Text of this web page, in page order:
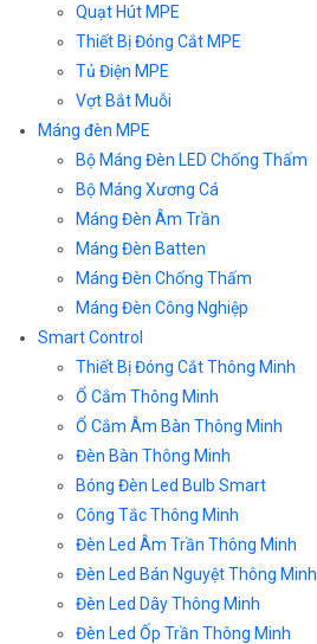
Quạt Hút MPE
Thiết Bị Đóng Cắt MPE
Tủ Điện MPE
Vợt Bắt Muỗi
Máng đèn MPE
Bộ Máng Đèn LED Chống Thấm
Bộ Máng Xương Cá
Máng Đèn Âm Trần
Máng Đèn Batten
Máng Đèn Chống Thấm
Máng Đèn Công Nghiệp
Smart Control
Thiết Bị Đóng Cắt Thông Minh
Ổ Cắm Thông Minh
Ổ Cắm Âm Bàn Thông Minh
Đèn Bàn Thông Minh
Bóng Đèn Led Bulb Smart
Công Tắc Thông Minh
Đèn Led Âm Trần Thông Minh
Đèn Led Bán Nguyệt Thông Minh
Đèn Led Dây Thông Minh
Đèn Led Ốp Trần Thông Minh